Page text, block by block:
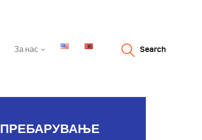
За нас Search
ПРЕБАРУВАЊЕ